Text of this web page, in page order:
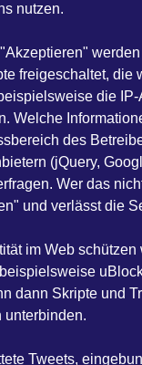
nutzen.
freigeschaltet, die
die
Welche
des
(jQuery,
Wer das
und verlässt die
im Web
dann Skripte und
unterbinden.
Tweets,